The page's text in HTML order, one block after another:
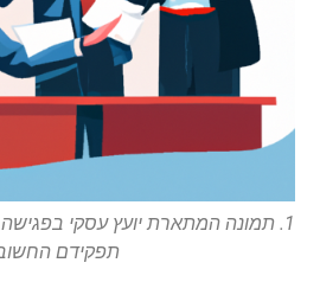
1. תמונה המתארת יועץ עסקי
תפקידם